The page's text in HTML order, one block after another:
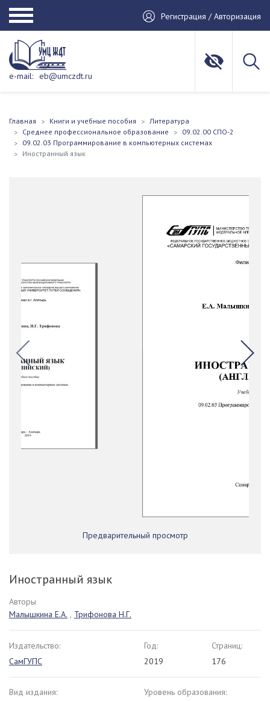
Регистрация / Авторизация
e-mail: eb@umczdt.ru
Главная Книги и учебные пособия
Литература
Среднее профессиональное образование
09.02.00 СПО-2
09.02.03 Программирование в компьютерных системах
Иностранный язык
Предварительный просмотр
Иностранный язык
Авторы
Малышкина Е.А. , Трифонова Н.Г.
Издательство:
СамГУПС
Год:
2019
Страниц:
176
Вид издания:
Уровень образования: